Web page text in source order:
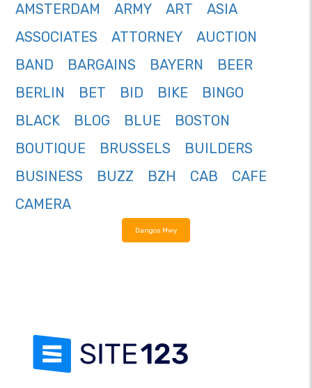
AMSTERDAM
ARMY ART
ASIA
ASSOCIATES
ATTORNEY
AUCTION
BAND
BARGAINS BAYERN
BEER
BERLIN
BET BID BIKE
BINGO
BLACK
BLOG BLUE
BOSTON
BOUTIQUE
BRUSSELS
BUILDERS
BUSINESS
BUZZ BZH CAB
CAFE
CAMERA
Dangos Mwy